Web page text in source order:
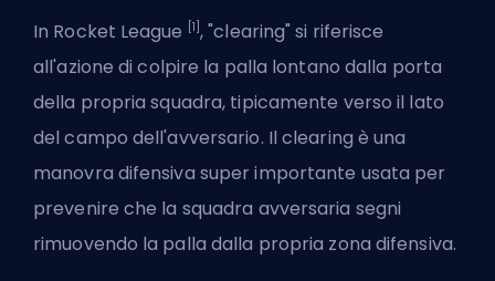
In Rocket League [1] , "clearing" si riferisce
all'azione di colpire la palla lontano dalla porta
della propria squadra, tipicamente verso il lato
del campo dell'avversario. Il clearing è una
manovra difensiva super importante usata per
prevenire che la squadra avversaria segni
rimuovendo la palla dalla propria zona difensiva.